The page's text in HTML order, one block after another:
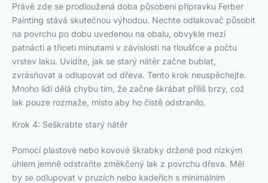
Právě zde se prodloužená doba působení přípravku Ferber
Painting stává skutečnou výhodou. Nechte odlakovač působit
na povrchu po dobu uvedenou na obalu, obvykle mezi
patnácti a třiceti minutami v závislosti na tloušťce a počtu
vrstev laku. Uvidíte, jak se starý nátěr začne bublat,
zvrásňovat a odlupovat od dřeva. Tento krok neuspěchejte.
Mnoho lidí dělá chybu tím, že začne škrábat příliš brzy, což
lak pouze rozmaže, místo aby ho čistě odstranilo.
Krok 4: Seškrabte starý nátěr
Pomocí plastové nebo kovové škrabky držené pod nízkým
úhlem jemně odstraňte změkčený lak z povrchu dřeva. Měl
by se odlupovat v pruzích nebo kadeřích s minimálním